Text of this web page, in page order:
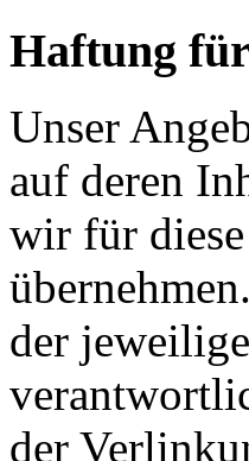
Haftung
Unser
auf deren
wir für
der
der